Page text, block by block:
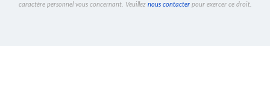
caractère personnel vous concernant. Veuillez nous contacterpour exercer ce droit.